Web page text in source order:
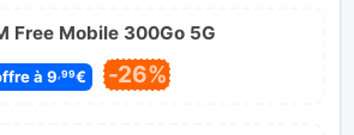
Free Mobile 300Go 5G
à 9 ,99€ -26%